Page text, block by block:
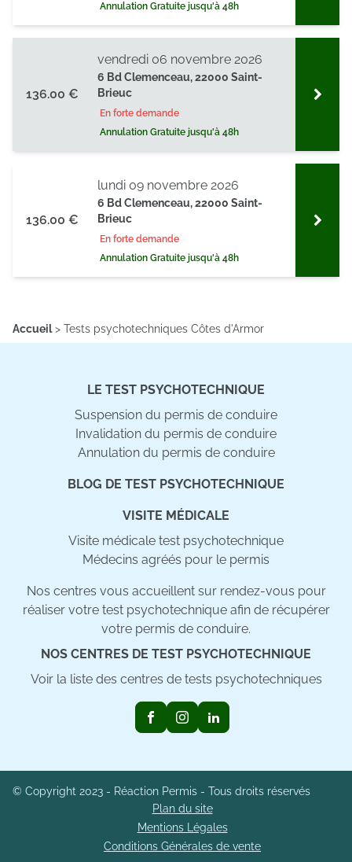
Annulation Gratuite jusqu'à 48h
136.00 €
6 Bd Clemenceau, 22000 Saint-
Brieuc
En forte demande
Annulation Gratuite jusqu'à 48h
vendredi 06 novembre 2026
136.00 €
6 Bd Clemenceau, 22000 Saint-
Brieuc
En forte demande
Annulation Gratuite jusqu'à 48h
lundi 09 novembre 2026
Accueil> Tests psychotechniques Côtes d'Armor
LE TEST PSYCHOTECHNIQUE
Suspension du permis de conduire
Invalidation du permis de conduire
Annulation du permis de conduire
BLOG DE TEST PSYCHOTECHNIQUE
VISITE MÉDICALE
Visite médicale test psychotechnique
Médecins agréés pour le permis
Nos centres vous accueillent sur rendez-vous pour
réaliser votre test psychotechnique afin de récupérer
votre permis de conduire.
NOS CENTRES DE TEST PSYCHOTECHNIQUE
Voir la liste des centres de tests psychotechniques
© Copyright 2023 - Réaction Permis - Tous droits réservés
Plan du site
Mentions Légales
Conditions Générales de vente